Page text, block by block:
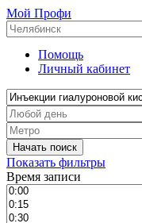
Мой Профи
Помощь
Личный кабинет
Показать фильтры
Время записи